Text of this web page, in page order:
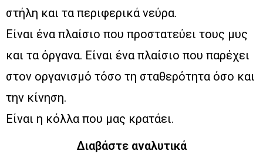
στήλη και τα περιφερικά νεύρα.
Είναι ένα πλαίσιο που προστατεύει τους μυς
και τα όργανα. Είναι ένα πλαίσιο που παρέχει
στον οργανισμό τόσο τη σταθερότητα όσο και
την κίνηση.
Είναι η κόλλα που μας κρατάει.
Διαβάστε αναλυτικά